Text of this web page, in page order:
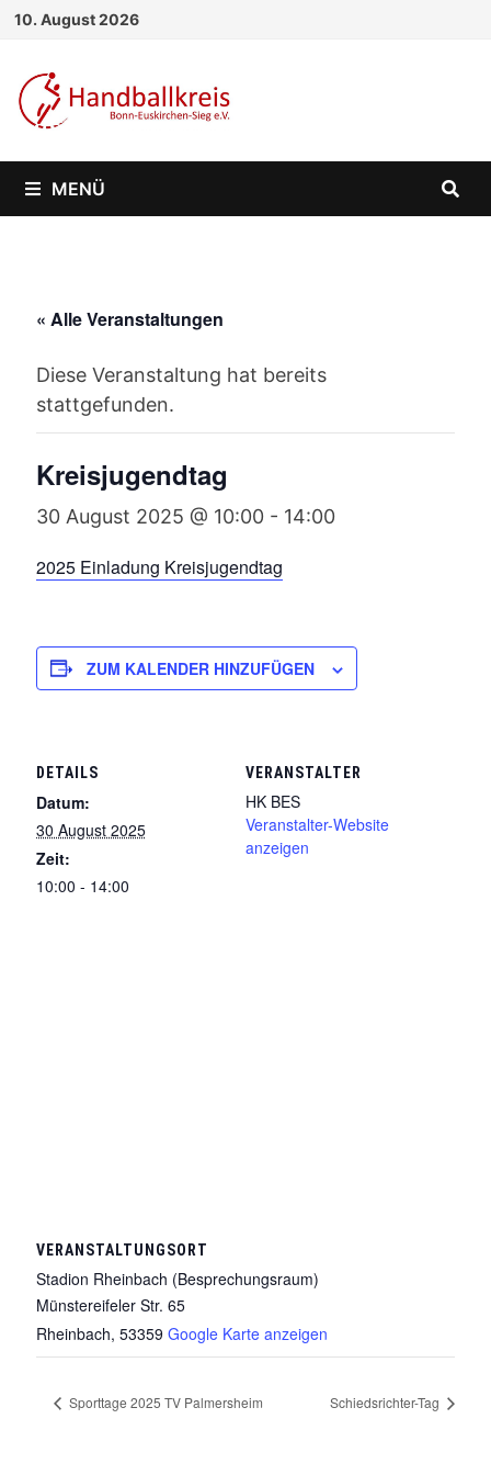
Zum
springen
10. August 2026
MENÜ
« Alle Veranstaltungen
Diese Veranstaltung hat bereits
stattgefunden.
Kreisjugendtag
30 August 2025 @ 10:00- 14:00
2025 Einladung Kreisjugendtag
ZUM KALENDER HINZUFÜGEN
DETAILS
Datum:
30 August 2025
Zeit:
10:00 - 14:00
VERANSTALTER
HK BES
Veranstalter-Website
anzeigen
VERANSTALTUNGSORT
Stadion Rheinbach (Besprechungsraum)
Münstereifeler Str. 65
Rheinbach, 53359 Google Karte anzeigen
Sporttage 2025 TV Palmersheim Schiedsrichter-Tag